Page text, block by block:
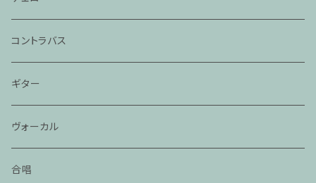
コントラバス
ギター
ヴォーカル
合唱